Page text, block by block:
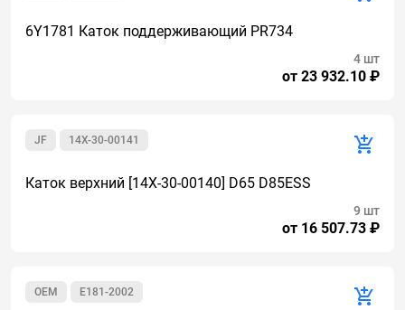
6Y1781 Каток поддерживающий PR734
от 23 932.10 ₽
4 шт
14X-30-00141
JF
Каток верхний [14X-30-00140] D65 D85ESS
от 16 507.73 ₽
9 шт
E181-2002
OEM